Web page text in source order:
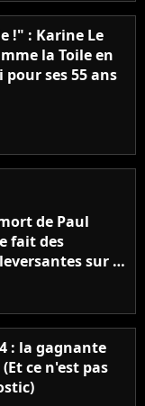
!" : Karine Le
la Toile en
ses 55 ans
de Paul
fait des
sur la
de Fast and
: la gagnante
ce n'est pas